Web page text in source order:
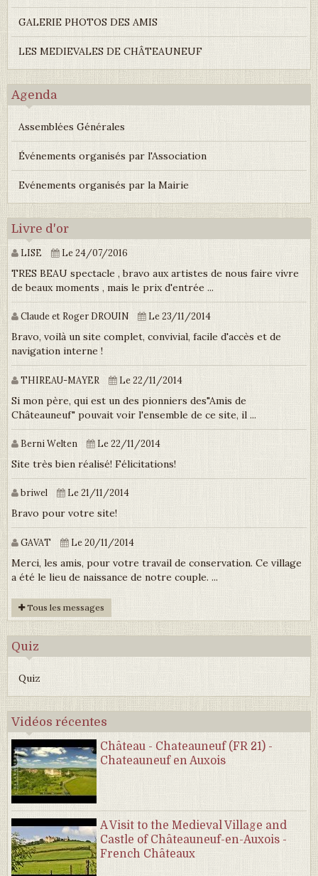
GALERIE PHOTOS DES AMIS
LES MEDIEVALES DE CHÂTEAUNEUF
Agenda
Assemblées Générales
Événements organisés par l'Association
Evénements organisés par la Mairie
Livre d'or
LISE Le 24/07/2016
TRES BEAU spectacle , bravo aux artistes de nous faire vivre
de beaux moments , mais le prix d'entrée ...
Claude et Roger DROUIN Le 23/11/2014
Bravo, voilà un site complet, convivial, facile d'accès et de
navigation interne !
THIREAU-MAYER Le 22/11/2014
Si mon père, qui est un des pionniers des"Amis de
Châteauneuf" pouvait voir l'ensemble de ce site, il ...
Berni Welten Le 22/11/2014
Site très bien réalisé! Félicitations!
briwel Le 21/11/2014
Bravo pour votre site!
GAVAT Le 20/11/2014
Merci, les amis, pour votre travail de conservation. Ce village
a été le lieu de naissance de notre couple. ...
Tous les messages
Quiz
Quiz
Vidéos récentes
Château - Chateauneuf (FR 21) -
Chateauneuf en Auxois
A Visit to the Medieval Village and
Castle of Châteauneuf-en-Auxois -
French Châteaux